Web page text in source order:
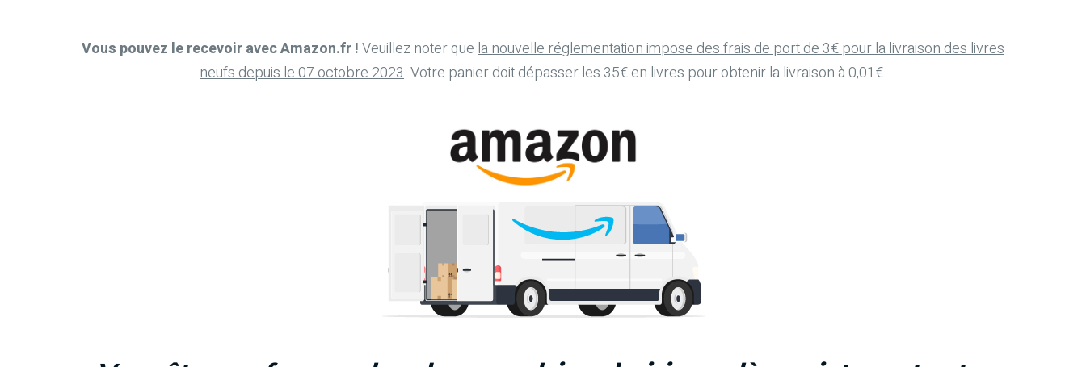
Vous pouvez le recevoir avec Amazon.fr !Veuillez noter quela nouvelle réglementation impose des frais de port de 3€ pour la livraison des livres
neufs depuis le 07 octobre 2023. Votre panier doit dépasser les 35€ en livres pour obtenir la livraison à 0,01€.